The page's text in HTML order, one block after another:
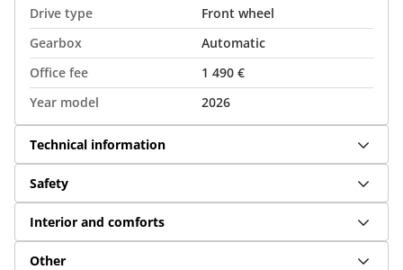
Drive type
Front wheel
Gearbox
Automatic
Office fee
1 490 €
Year model
2026
Technical information
Safety
Interior and comforts
Other